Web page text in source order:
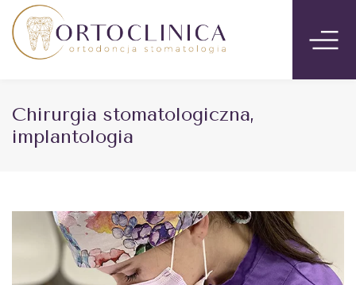
Chirurgia stomatologiczna,
implantologia